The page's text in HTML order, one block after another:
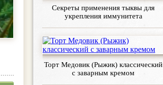
Секреты применения тыквы для
укрепления иммунитета
Торт Медовик (Рыжик) классический
с заварным кремом